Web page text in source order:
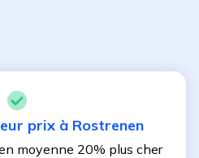
prix à Rostrenen
moyenne 20% plus cher